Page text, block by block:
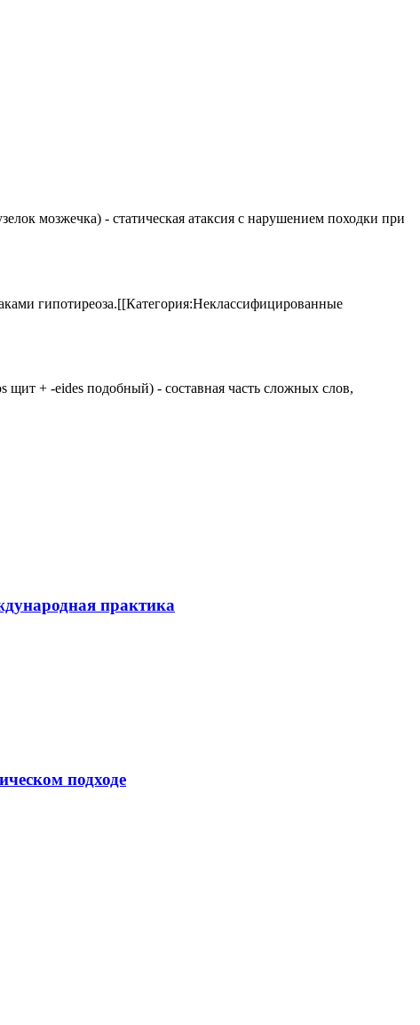
мозжечка) - статическая атаксия с нарушением походки при
гипотиреоза.[[Категория:Неклассифицированные
+ -eides подобный) - составная часть сложных слов,
практика
подходе